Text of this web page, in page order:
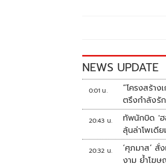
NEWS UPDATE
0:01 น.
“โครงสร้าง
ตรึงกำลังรั
20:43 น.
ทัพนักบิด 'ฮ
ลุ้นล่าโพเดี
กา
20:32 น.
‘ศุภมาส’ สั่
งาม ย้ำโฆษ